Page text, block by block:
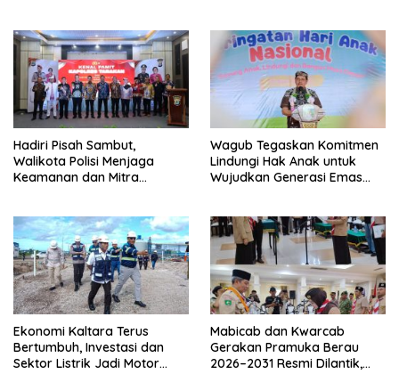
Hadiri Pisah Sambut,
Walikota Polisi Menjaga
Keamanan dan Mitra
Wagub Tegaskan Komitmen
Lindungi Hak Anak untuk
Wujudkan Generasi Emas
Ekonomi Kaltara Terus
Bertumbuh, Investasi dan
Sektor Listrik Jadi Motor
Mabicab dan Kwarcab
Gerakan Pramuka Berau
2026–2031 Resmi Dilantik,